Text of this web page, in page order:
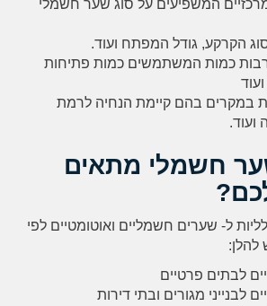
המשפיעים על סוג שער חשמלי
הקרקע, גודל המפתח ועוד.
כמות המשתמשים כמות פתיחות
במקרים בהם קיימת הנחיה לרמת
חשמלי מתאים
ל- שערים חשמליים ואוטומטיים לפי
להלן:
לבתים פרטיים
לבנייני מגורים ובתי דירות